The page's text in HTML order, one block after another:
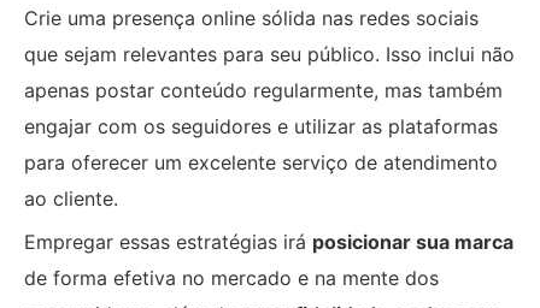
Crie uma presença online sólida nas redes sociais
que sejam relevantes para seu público. Isso inclui não
apenas postar conteúdo regularmente, mas também
engajar com os seguidores e utilizar as plataformas
para oferecer um excelente serviço de atendimento
ao cliente.
Empregar essas estratégias irá posicionar sua marca
de forma efetiva no mercado e na mente dos